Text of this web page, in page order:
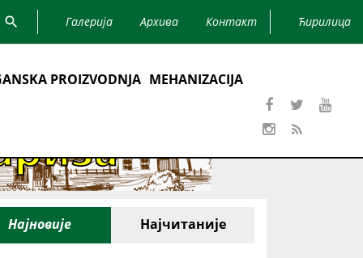
Галерија Архива Контакт Ћирилица
PROIZVODNJA MEHANIZACIJA
Најновије Најчитаније